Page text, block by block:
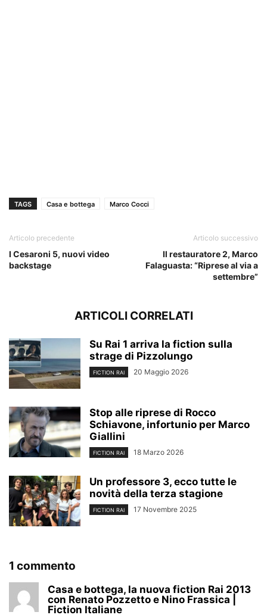
TAGS Casa e bottega Marco Cocci
Articolo precedente
I Cesaroni 5, nuovi video
backstage
Articolo successivo
Il restauratore 2, Marco
Falaguasta: “Riprese al via a
settembre”
ARTICOLI CORRELATI
Su Rai 1 arriva la fiction sulla
strage di Pizzolungo
FICTION RAI 20 Maggio 2026
Stop alle riprese di Rocco
Schiavone, infortunio per Marco
Giallini
FICTION RAI 18 Marzo 2026
Un professore 3, ecco tutte le
novità della terza stagione
FICTION RAI 17 Novembre 2025
1 commento
Casa e bottega, la nuova fiction Rai 2013
con Renato Pozzetto e Nino Frassica |
Fiction Italiane